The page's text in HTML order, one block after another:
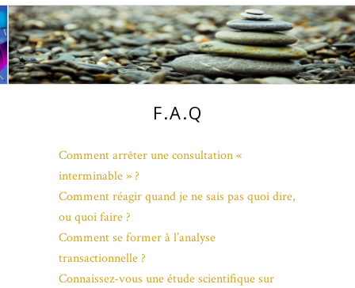
F.A.Q
Comment arrêter une consultation «
interminable » ?
Comment réagir quand je ne sais pas quoi dire,
ou quoi faire ?
Comment se former à l’analyse
transactionnelle ?
Connaissez-vous une étude scientifique sur